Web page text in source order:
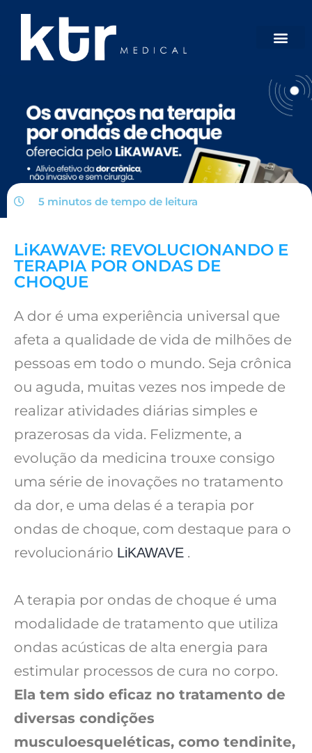
5 minutos de tempo de leitura
LiKAWAVE: REVOLUCIONANDO E
TERAPIA POR ONDAS DE
CHOQUE
A dor é uma experiência universal que
afeta a qualidade de vida de milhões de
pessoas em todo o mundo. Seja crônica
ou aguda, muitas vezes nos impede de
realizar atividades diárias simples e
prazerosas da vida. Felizmente, a
evolução da medicina trouxe consigo
uma série de inovações no tratamento
da dor, e uma delas é a terapia por
ondas de choque, com destaque para o
revolucionário LiKAWAVE .
A terapia por ondas de choque é uma
modalidade de tratamento que utiliza
ondas acústicas de alta energia para
estimular processos de cura no corpo.
Ela tem sido eficaz no tratamento de
diversas condições
musculoesqueléticas, como tendinite,